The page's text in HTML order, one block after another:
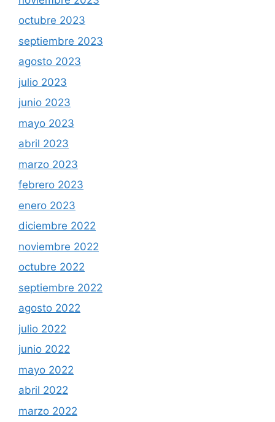
octubre 2023
septiembre 2023
agosto 2023
julio 2023
junio 2023
mayo 2023
abril 2023
marzo 2023
febrero 2023
enero 2023
diciembre 2022
noviembre 2022
octubre 2022
septiembre 2022
agosto 2022
julio 2022
junio 2022
mayo 2022
abril 2022
marzo 2022